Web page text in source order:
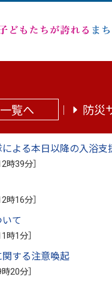
一覧へ 防災
よる本日以降の入浴支
時39分
時16分
て
時1分
する注意喚起
20分
令和7年8月
基づく住宅応急修理